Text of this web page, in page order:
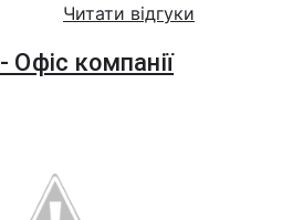
Читати відгуки
Офіс компанії